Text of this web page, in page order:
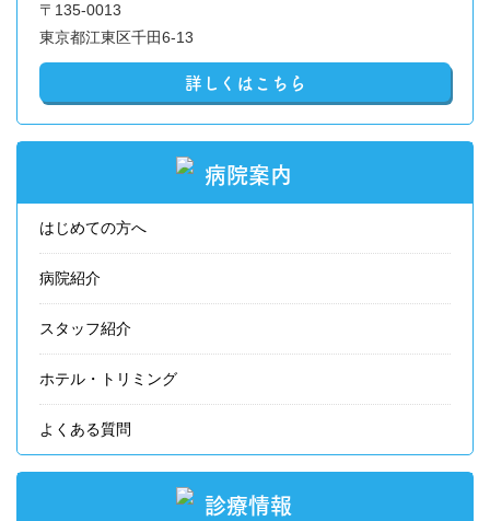
〒135-0013
東京都江東区千田6-13
詳しくはこちら
病院案内
はじめての方へ
病院紹介
スタッフ紹介
ホテル・トリミング
よくある質問
診療情報